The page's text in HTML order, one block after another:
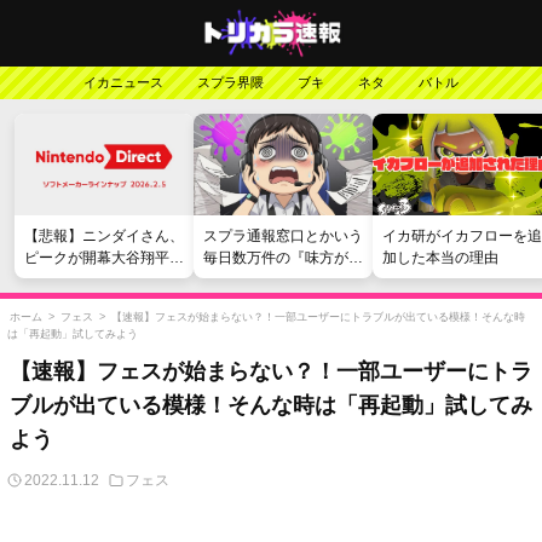
イカニュース スプラ界隈 ブキ ネタ バトル
【悲報】ニンダイさん、
ピークが開幕大谷翔平の
がっかりダイレクトだっ
たと言われてしまう
スプラ通報窓口とかいう
毎日数万件の『味方が弱
い』愚痴を読まされる苦
行
イカ研がイカフローを追
加した本当の理由
ホーム > フェス >
【速報】フェスが始まらない？！一部ユーザーにトラブルが出ている模様！そんな時
は「再起動」試してみよう
【速報】フェスが始まらない？！一部ユーザーにトラ
ブルが出ている模様！そんな時は「再起動」試してみ
よう
2022.11.12 フェス